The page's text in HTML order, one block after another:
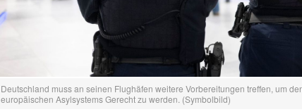
Deutschland muss an seinen Flughäfen weitere Vorbereitungen treffen, um
europäischen Asylsystems Gerecht zu werden. (Symbolbild)